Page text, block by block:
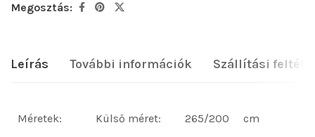
Megosztás:
Leírás További információk Szállítási
Méretek: Külső méret: 265/200 cm